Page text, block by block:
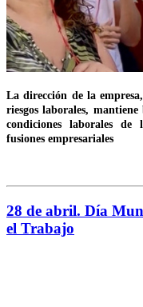
La dirección de la
riesgos laborales,
condiciones laborales de
fusiones empresariales
28 de abril. Día
el Trabajo